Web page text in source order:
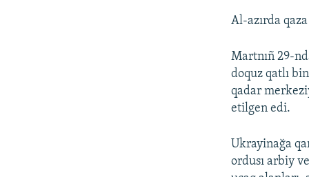
Al-azırda
Martnıñ 29-
doquz qatlı
qadar
etilgen edi.
Ukrayinağa
ordusı arbiy